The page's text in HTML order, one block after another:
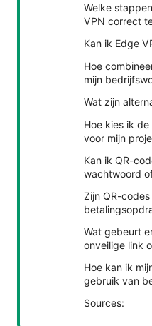
Welke
VPN correct
Kan ik Edge
Hoe
mijn
Wat zijn
Hoe kies ik
voor mijn
Kan ik QR-
wachtwoord
Zijn QR-
Wat gebeurt
onveilige link
Hoe kan ik
gebruik van
Sources: